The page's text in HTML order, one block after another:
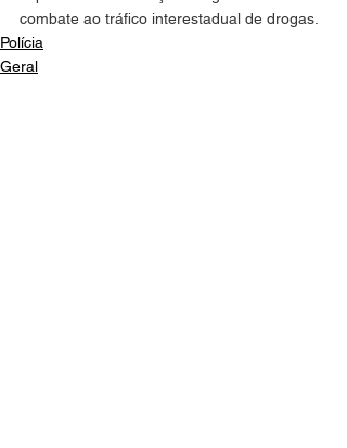
combate ao tráfico interestadual de drogas.
Polícia
Geral